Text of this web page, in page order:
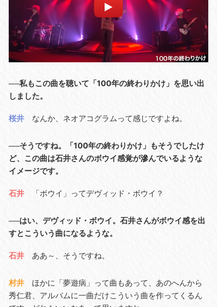
──私もこの曲を聴いて「100年の終わりかけ」を思い出
しました。
桜井 なんか、ネオアコグラムって感じですよね。
──そうですね。「100年の終わりかけ」もそうでしたけ
ど、この曲は石井さんのボウイ感覚が滲んでいるような
イメージです。
石井 「ボウイ」ってデヴィッド・ボウイ？
──はい、デヴィッド・ボウイ。石井さんがボウイ感を出
すとこういう曲になるような。
石井 ああ～、そうですね。
村井
ほかに「夢遊病」って曲もあって、あのへんから
秀仁君、アルバムに一曲だけこういう曲を作ってくるん